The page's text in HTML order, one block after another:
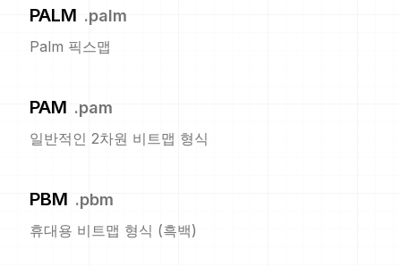
PALM .palm
Palm 픽스맵
PAM .pam
일반적인 2차원 비트맵 형식
PBM .pbm
휴대용 비트맵 형식 (흑백)